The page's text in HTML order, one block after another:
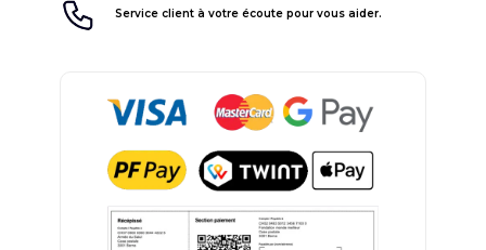
Service client à votre écoute pour vous aider.